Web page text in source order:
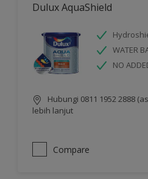
Dulux AquaShield
WATER
NO
Hubungi 0811 1952 2888
lebih lanjut
Compare